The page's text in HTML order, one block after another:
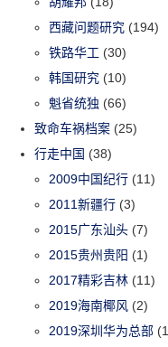
西藏问题研究 (194)
铁路华工 (30)
韩国研究 (10)
魁省统独 (66)
致命车祸档案 (25)
行走中国 (38)
2009中国纪行 (11)
2011新疆行 (3)
2015广东汕头 (7)
2015贵州贵阳 (1)
2017精彩吉林 (11)
2019海南椰风 (2)
2019深圳华为总部